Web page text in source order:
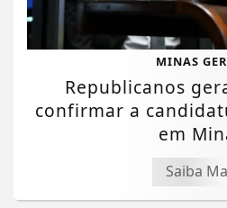
MINAS
Republicanos
confirmar a
em
Saiba